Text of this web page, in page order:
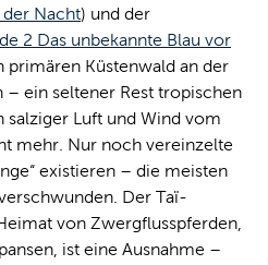
der Nacht) und der
2 Das unbekannte Blau vor
primären Küstenwald an der
ein seltener Rest tropischen
salziger Luft und Wind vom
mehr. Nur noch vereinzelte
existieren – die meisten
Der Taï-
von Zwergflusspferden,
ist eine Ausnahme –